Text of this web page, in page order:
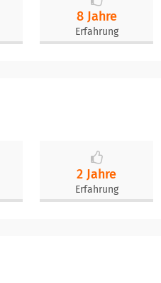
8 Jahre
Erfahrung
2 Jahre
Erfahrung